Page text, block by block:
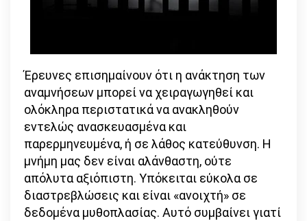
Έρευνες επισημαίνουν ότι η ανάκτηση των
αναμνήσεων μπορεί να χειραγωγηθεί και
ολόκληρα περιστατικά να ανακληθούν
εντελώς ανασκευασμένα και
παρερμηνευμένα, ή σε λάθος κατεύθυνση. Η
μνήμη μας δεν είναι αλάνθαστη, ούτε
απόλυτα αξιόπιστη. Υπόκειται εύκολα σε
διαστρεβλώσεις και είναι «ανοιχτή» σε
δεδομένα μυθοπλασίας. Αυτό συμβαίνει γιατί